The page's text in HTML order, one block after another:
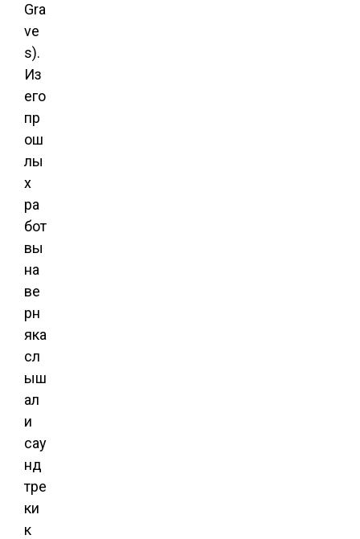
Gra
ve
s).
Из
его
пр
ош
лы
х
ра
бот
вы
на
ве
рн
яка
сл
ыш
ал
и
сау
нд
тре
ки
к